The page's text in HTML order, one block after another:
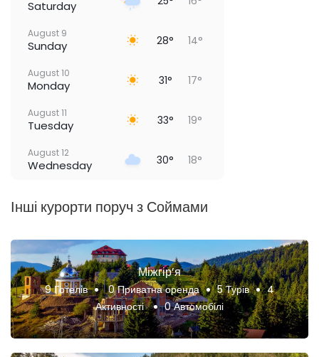
Saturday
August 9
Sunday 28° 14°
August 10
Monday 31° 17°
August 11
Tuesday 33° 19°
August 12
Wednesday 30° 18°
Інші курорти поруч з Соймами
Міжгір’я
9 Готелів 0 Приватна оренда 5 Турів
4
Активності
0 Автомобілі